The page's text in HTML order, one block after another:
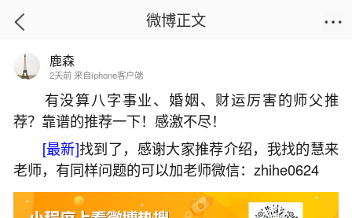
首页
梦见老人差点摔倒我把他扶起来
2026-05-30 18:34:12 2 5 赞
微博正文
鹿森
2天前 来自iphone客户端
有没算八字事业、婚姻、财运厉害的师父推
荐？靠谱的推荐一下！感激不尽！
[最新]找到了，感谢大家推荐介绍，我找的慧来
老师，有同样问题的可以加老师微信：zhihe0624